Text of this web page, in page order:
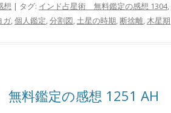
想 | タグ: インド占星術 無料鑑定の感想 1304,
ガ,個人鑑定,分割図,土星の時期,断捨離,木星期
料鑑定の感想 1251 AH